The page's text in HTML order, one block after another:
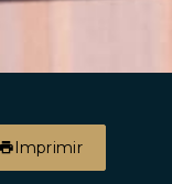
Imprimir